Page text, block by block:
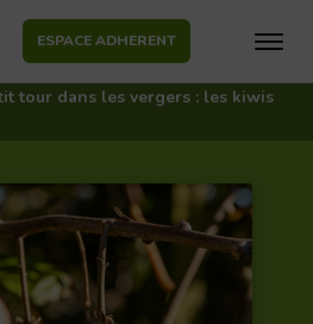
ESPACE ADHERENT
tour dans les vergers : les kiwis